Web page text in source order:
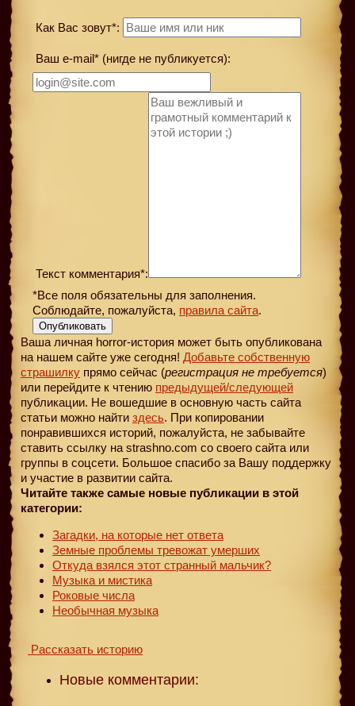
Как Вас зовут*:
Ваш e-mail* (нигде не публикуется):
Текст комментария*:
*Все поля обязательны для заполнения.
Соблюдайте, пожалуйста, правила сайта.
Опубликовать
Ваша личная horror-история может быть опубликована
на нашем сайте уже сегодня! Добавьте собственную
страшилку прямо сейчас (регистрация не требуется)
или перейдите к чтению предыдущей/следующей
публикации. Не вошедшие в основную часть сайта
статьи можно найти здесь. При копировании
понравившихся историй, пожалуйста, не забывайте
ставить ссылку на strashno.com со своего сайта или
группы в соцсети. Большое спасибо за Вашу поддержку
и участие в развитии сайта.
Читайте также самые новые публикации в этой
категории:
Загадки, на которые нет ответа
Земные проблемы тревожат умерших
Откуда взялся этот странный мальчик?
Музыка и мистика
Роковые числа
Необычная музыка
Рассказать историю
Новые комментарии: